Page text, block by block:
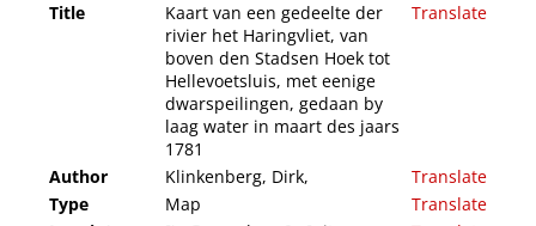
Title
Kaart van een gedeelte der
rivier het Haringvliet, van
boven den Stadsen Hoek tot
Hellevoetsluis, met eenige
dwarspeilingen, gedaan by
laag water in maart des jaars
1781
Translate
Author Klinkenberg, Dirk,
Translate
Type
Map
Translate